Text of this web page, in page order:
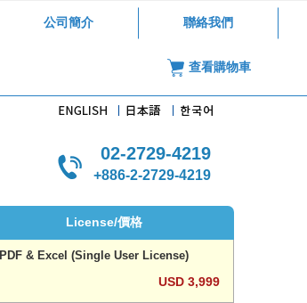
公司簡介 聯絡我們
查看購物車
02-2729-4219
+886-2-2729-4219
License/價格
PDF & Excel (Single User License)
USD 3,999